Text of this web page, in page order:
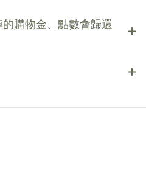
購物金、點數會歸還